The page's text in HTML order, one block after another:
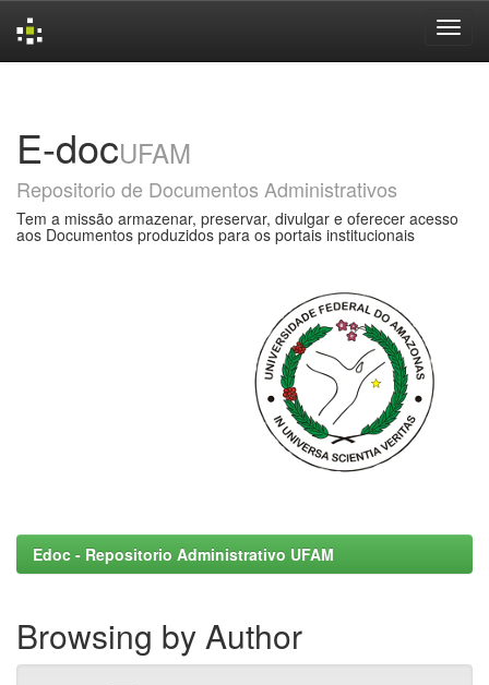
E-docUFAM
Repositorio de Documentos Administrativos
Tem a missão armazenar, preservar, divulgar e oferecer acesso
aos Documentos produzidos para os portais institucionais
Edoc - Repositorio Administrativo UFAM
Browsing by Author